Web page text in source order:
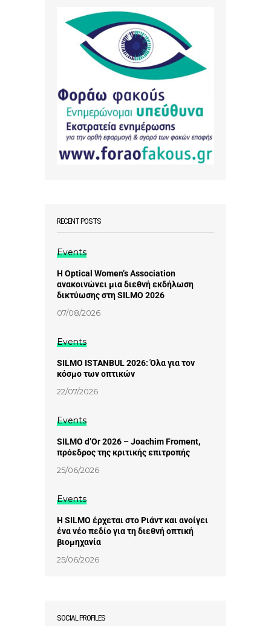
RECENT POSTS
Events
Η Optical Women’s Association
ανακοινώνει μια διεθνή εκδήλωση
δικτύωσης στη SILMO 2026
07/08/2026
Events
SILMO ISTANBUL 2026: Όλα για τον
κόσμο των οπτικών
22/07/2026
Events
SILMO d’Or 2026 – Joachim Froment,
πρόεδρος της κριτικής επιτροπής
25/06/2026
Events
Η SILMO έρχεται στο Ριάντ και ανοίγει
ένα νέο πεδίο για τη διεθνή οπτική
βιομηχανία
25/06/2026
SOCIAL PROFILES